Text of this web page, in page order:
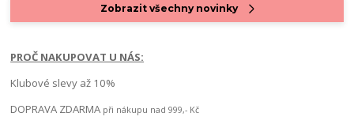
Zobrazit všechny novinky
PROČ NAKUPOVAT U NÁS:
Klubové slevy až 10%
DOPRAVA ZDARMA při nákupu nad 999,- Kč